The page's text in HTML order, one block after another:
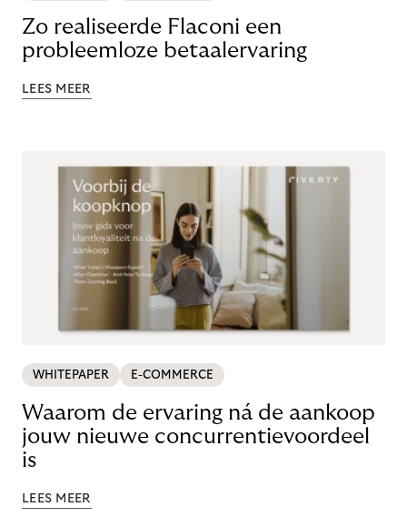
Zo realiseerde Flaconi een
probleemloze betaalervaring
LEES MEER
WHITEPAPER E-COMMERCE
Waarom de ervaring ná de aankoop
jouw nieuwe concurrentievoordeel
is
LEES MEER